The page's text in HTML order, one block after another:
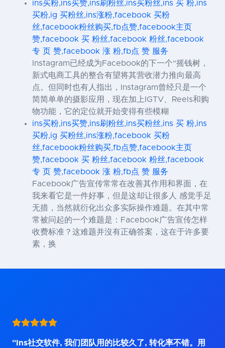
ins买粉,ins买赞,ins刷粉丝,ins买粉丝,ins 买 粉,ins
买粉,ig 买粉丝,ins涨粉,facebook 买粉
丝,facebook粉丝购买,fb点赞,facebook主页
赞,facebook 买 粉丝,facebook 粉丝,facebook
专 页 赞,facebook 涨 粉,fb点 赞 服务
Instagram已经成为Facebook的下一个“摇钱树，
新式电商工具的整合有望将其营收潜力推向最高
点。但同时也有人指出，Instagram曾经只是一个
简简单单的摄影应用，现在加上IGTV、Reels和购
物功能，它的定位就开始变得有些模糊
ins买粉,ins买赞,ins刷粉丝,ins买粉丝,ins 买 粉,ins
买粉,ig 买粉丝,ins涨粉,facebook 买粉
丝,facebook粉丝购买,fb点赞,facebook主页
赞,facebook 买 粉丝,facebook 粉丝,facebook
专 页 赞,facebook 涨 粉,fb点 赞 服务
Facebook广告宣传常常在改善其作用和界面，在
我来看它是一件好事，但是这却让很多人 感觉手足
无措，当然就衍化出众多实际操作难题。在其中常
常被问起的一个难题是：Facebook广告宣传怎样
收费标准？这难题并沒有正确答案，这在于许多要
素，换
"Ins社交软件, 我们团队用的比较久了, 转化率不错。用